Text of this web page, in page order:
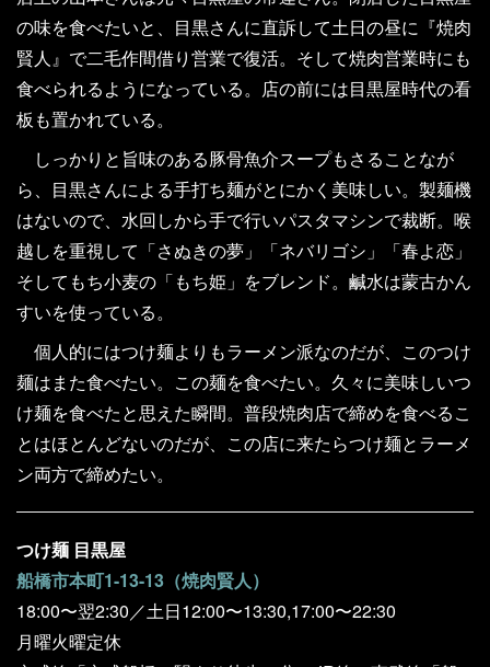
の味を食べたいと、目黒さんに直訴して土日の昼に『焼肉
賢人』で二毛作間借り営業で復活。そして焼肉営業時にも
食べられるようになっている。店の前には目黒屋時代の看
板も置かれている。
しっかりと旨味のある豚骨魚介スープもさることなが
ら、目黒さんによる手打ち麺がとにかく美味しい。製麺機
はないので、水回しから手で行いパスタマシンで裁断。喉
越しを重視して「さぬきの夢」「ネバリゴシ」「春よ恋」
そしてもち小麦の「もち姫」をブレンド。鹹水は蒙古かん
すいを使っている。
個人的にはつけ麺よりもラーメン派なのだが、このつけ
麺はまた食べたい。この麺を食べたい。久々に美味しいつ
け麺を食べたと思えた瞬間。普段焼肉店で締めを食べるこ
とはほとんどないのだが、この店に来たらつけ麺とラーメ
ン両方で締めたい。
つけ麺 目黒屋
船橋市本町1-13-13（焼肉賢人）
18:00〜翌2:30／土日12:00〜13:30,17:00〜22:30
月曜火曜定休